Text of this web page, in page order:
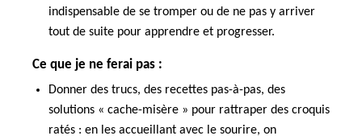
indispensable de se tromper ou de ne pas y arriver
tout de suite pour apprendre et progresser.
Ce que je ne ferai pas :
Donner des trucs, des recettes pas-à-pas, des
solutions « cache-misère » pour rattraper des croquis
ratés : en les accueillant avec le sourire, on